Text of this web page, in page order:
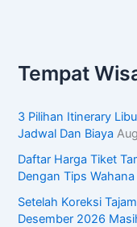
Tempat
3 Pilihan Itinerary
Jadwal Dan Biaya
Daftar Harga Tiket
Dengan Tips
Setelah Koreksi
Desember 2026